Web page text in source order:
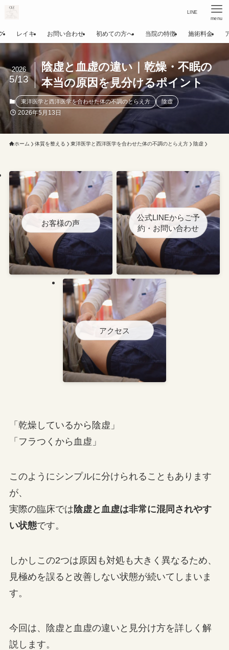
LINE
menu
レイキ お問い合わせ 初めての方へ 当院の特徴 施術料金
陰虚と血虚の違い｜乾燥・不眠の
本当の原因を見分けるポイント
2026
5/13
東洋医学と西洋医学を合わせた体の不調のとらえ方 陰虚
2026年5月13日
ホーム 体質を整える 東洋医学と西洋医学を合わせた体の不調のとらえ方 陰虚
お客様の声
公式LINEからご予
約・お問い合わせ
アクセス
「乾燥しているから陰虚」
「フラつくから血虚」
このようにシンプルに分けられることもあります
が、
実際の臨床では陰虚と血虚は非常に混同されやす
い状態です。
しかしこの2つは原因も対処も大きく異なるため、
見極めを誤ると改善しない状態が続いてしまいま
す。
今回は、陰虚と血虚の違いと見分け方を詳しく解
説します。